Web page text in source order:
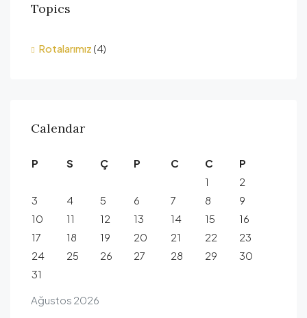
Topics
Rotalarımız (4)
Calendar
Ağustos 2026
P S Ç P C C
P
1
2
3
4 5 6 7 8
9
10
11 12 13 14 15
16
17
18 19 20 21 22
23
24
25 26 27 28 29
30
31